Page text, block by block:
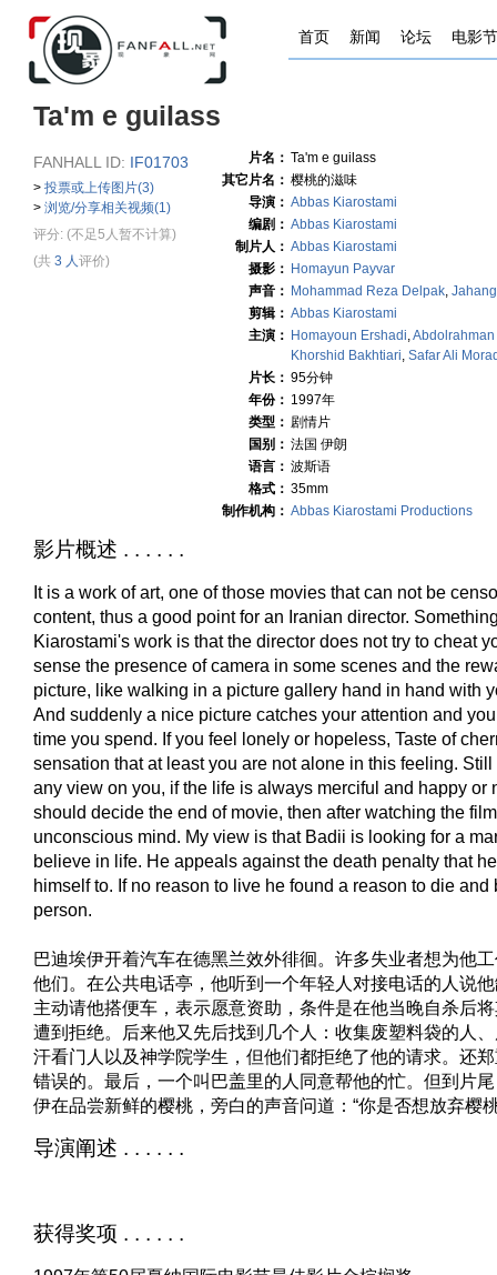
首页 新闻 论坛 电影节
Ta'm e guilass
FANHALL ID: IF01703
> 投票或上传图片(3)
> 浏览/分享相关视频(1)
评分: (不足5人暂不计算)
(共 3 人评价)
片名： Ta'm e guilass
其它片名： 樱桃的滋味
导演： Abbas Kiarostami
编剧： Abbas Kiarostami
制片人： Abbas Kiarostami
摄影： Homayun Payvar
声音： Mohammad Reza Delpak,
剪辑： Abbas Kiarostami
主演： Homayoun Ershadi,
Khorshid Bakhtiari, Safar Ali
片长： 95分钟
年份： 1997年
类型： 剧情片
国别： 法国 伊朗
语言： 波斯语
格式： 35mm
制作机构： Abbas Kiarostami Productions
影片概述 . . . . . .
It is a work of art, one of those movies that can not be
content, thus a good point for an Iranian director.
Kiarostami's work is that the director does not try to cheat
sense the presence of camera in some scenes and the
picture, like walking in a picture gallery hand in hand with
And suddenly a nice picture catches your attention and
time you spend. If you feel lonely or hopeless, Taste of
sensation that at least you are not alone in this feeling.
any view on you, if the life is always merciful and happy or
should decide the end of movie, then after watching the
unconscious mind. My view is that Badii is looking for a
believe in life. He appeals against the death penalty that
himself to. If no reason to live he found a reason to die and
person.
巴迪埃伊开着汽车在德黑兰效外徘徊。许多失业者想为他
他们。在公共电话亭，他听到一个年轻人对接电话的人说
主动请他搭便车，表示愿意资助，条件是在他当晚自杀后
遭到拒绝。后来他又先后找到几个人：收集废塑料袋的人
汗看门人以及神学院学生，但他们都拒绝了他的请求。还
错误的。最后，一个叫巴盖里的人同意帮他的忙。但到片
伊在品尝新鲜的樱桃，旁白的声音问道：“你是否想放弃樱
导演阐述 . . . . . .
获得奖项 . . . . . .